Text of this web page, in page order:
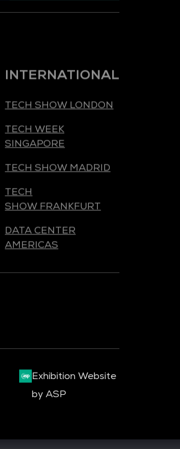
TECH WEEK
SINGAPORE
TECH SHOW MADRID
TECH
SHOW FRANKFURT
DATA CENTER
AMERICAS
Exhibition Website
by ASP